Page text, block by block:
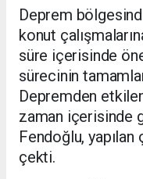
Deprem
konut
süre içerisinde
sürecinin
Depremden
zaman içerisinde
Fendoğlu, yapılan
çekti.